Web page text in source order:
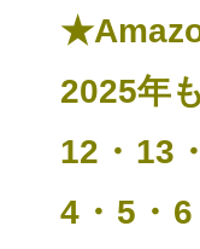
2025年
12 ・13
4・5・